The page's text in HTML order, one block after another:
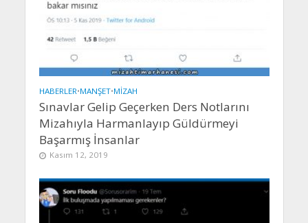
HABERLER•MANŞET•MIZAH
Sınavlar Gelip Geçerken Ders Notlarını
Mizahıyla Harmanlayıp Güldürmeyi
Başarmış İnsanlar
Kasım 12, 2019